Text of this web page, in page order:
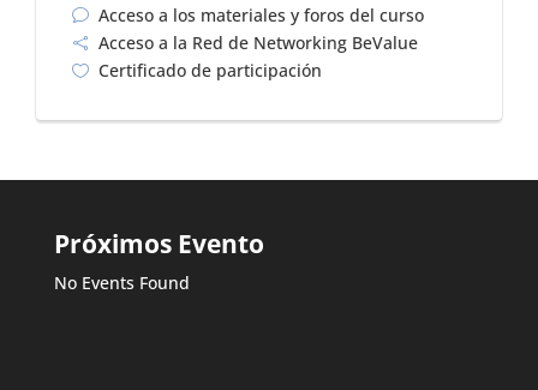
v Acceso a los materiales y foros del curso
 Acceso a la Red de Networking BeValue
 Certificado de participación
Próximos Evento
No Events Found